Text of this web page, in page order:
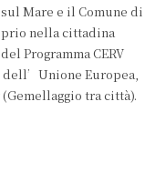
Mare e il Comune di
nella cittadina
Programma CERV
dell’Unione Europea,
tra città).